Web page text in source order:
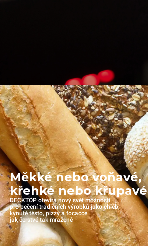
Měkké nebo voňavé,
křehké nebo křupavé
DECKTOP otevírá nový svět možností
pro pečení tradičních výrobků jako chléb,
kynuté těsto, pizzy a focacce
jak čerstvé tak mražené